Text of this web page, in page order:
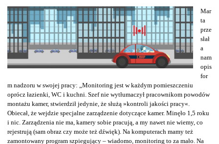
Mar
ta
prze
słał
a
nam
opis
for
m nadzoru w swojej pracy: „Monitoring jest w każdym pomieszczeniu
oprócz łazienki, WC i kuchni. Szef nie wytłumaczył pracownikom powodów
montażu kamer, stwierdził jedynie, że służą »kontroli jakości pracy«.
Obiecał, że wejdzie specjalne zarządzenie dotyczące kamer. Minęło 1,5 roku
i nic. Zarządzenia nie ma, kamery sobie pracują, a my nawet nie wiemy, co
rejestrują (sam obraz czy może też dźwięk). Na komputerach mamy też
zamontowany program szpiegujący – wiadomo, monitoring to za mało. Na